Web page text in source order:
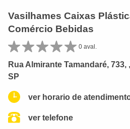
Vasilhames Caixas
Comércio Bebidas
0 aval.
Rua Almirante Tamandaré,
SP
ver horario de
ver telefone